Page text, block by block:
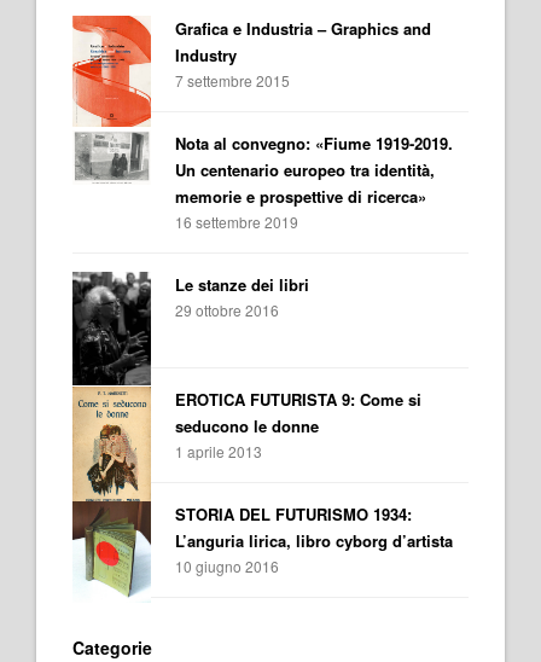
Grafica e Industria – Graphics and
Industry
7 settembre 2015
Nota al convegno: «Fiume 1919-2019.
Un centenario europeo tra identità,
memorie e prospettive di ricerca»
16 settembre 2019
Le stanze dei libri
29 ottobre 2016
EROTICA FUTURISTA 9: Come si
seducono le donne
1 aprile 2013
STORIA DEL FUTURISMO 1934:
L’anguria lirica, libro cyborg d’artista
10 giugno 2016
Categorie